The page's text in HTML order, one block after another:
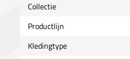
Collectie
Productlijn
Kledingtype